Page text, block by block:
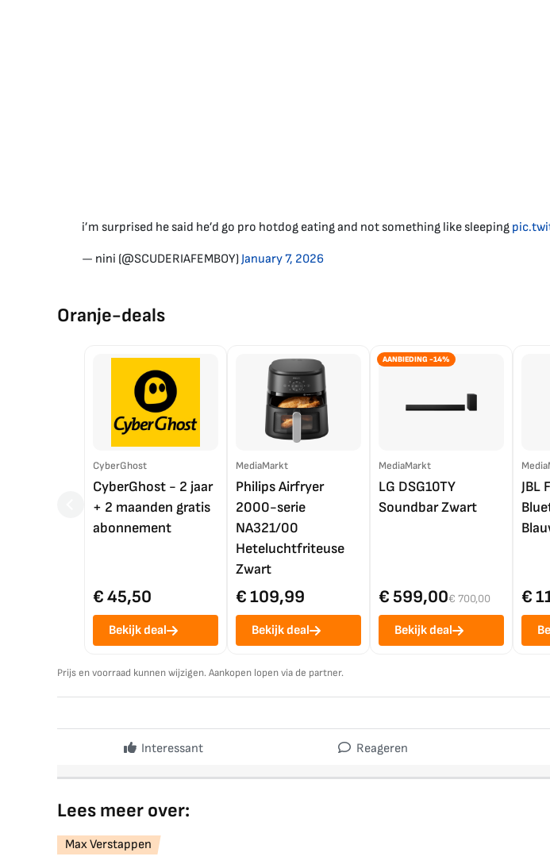
i’m surprised he said he’d go pro hotdog eating and not something like sleeping
— nini (@SCUDERIAFEMBOY)January 7, 2026
Oranje-deals
CyberGhost
CyberGhost - 2 jaar
+ 2 maanden gratis
abonnement
€ 45,50
Bekijk deal
MediaMarkt
Philips Airfryer
2000-serie
NA321/00
Heteluchtfriteuse
Zwart
€ 109,99
Bekijk deal
AANBIEDING -14%
MediaMarkt
LG DSG10TY
Soundbar Zwart
€ 599,00€ 700,00
Bekijk deal
JBL
€
Prijs en voorraad kunnen wijzigen. Aankopen lopen via de partner.
Interessant Reageren
Lees meer over:
Max Verstappen